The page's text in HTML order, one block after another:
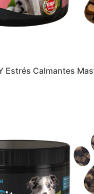
Estrés Calmantes